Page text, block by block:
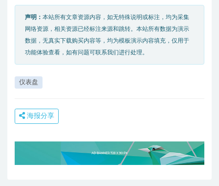
声明： 本站所有文章资源内容，如无特殊说明或标注，均为采集
网络资源，相关资源已经标注来源和跳转。本站所有数据为演示
数据，无真实下载购买内容等，均为模板演示内容填充，仅用于
功能体验查看，如有问题可联系我们进行处理。
仪表盘
海报分享